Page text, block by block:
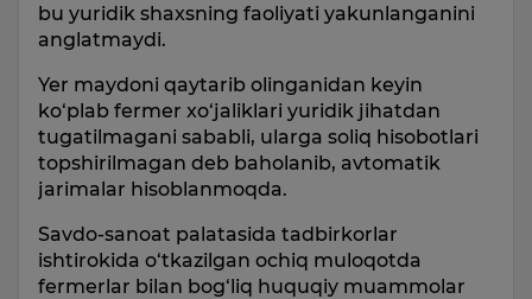
bu yuridik shaxsning faoliyati yakunlanganini
anglatmaydi.
Yer maydoni qaytarib olinganidan keyin
ko‘plab fermer xo‘jaliklari yuridik jihatdan
tugatilmagani sababli, ularga soliq hisobotlari
topshirilmagan deb baholanib, avtomatik
jarimalar hisoblanmoqda.
Savdo-sanoat palatasida tadbirkorlar
ishtirokida o‘tkazilgan ochiq muloqotda
fermerlar bilan bog‘liq huquqiy muammolar